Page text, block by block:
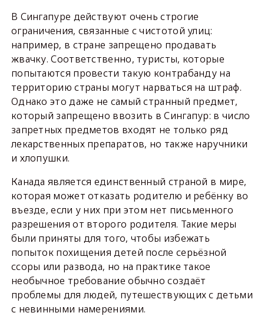
В Сингапуре действуют очень строгие
ограничения, связанные с чистотой улиц:
например, в стране запрещено продавать
жвачку. Соответственно, туристы, которые
попытаются провести такую контрабанду на
территорию страны могут нарваться на штраф.
Однако это даже не самый странный предмет,
который запрещено ввозить в Сингапур: в число
запретных предметов входят не только ряд
лекарственных препаратов, но также наручники
и хлопушки.
Канада является единственный страной в мире,
которая может отказать родителю и ребёнку во
въезде, если у них при этом нет письменного
разрешения от второго родителя. Такие меры
были приняты для того, чтобы избежать
попыток похищения детей после серьёзной
ссоры или развода, но на практике такое
необычное требование обычно создаёт
проблемы для людей, путешествующих с детьми
с невинными намерениями.